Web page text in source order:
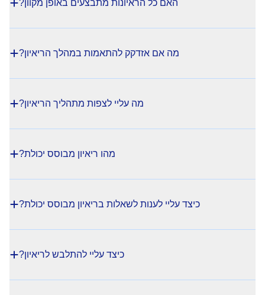
האם כל הראיונות מתבצעים באופן מקוון?
מה אם אזדקק להתאמות במהלך הריאיון?
מה עליי לצפות מתהליך הריאיון?
מהו ריאיון מבוסס יכולת?
כיצד עליי לענות לשאלות בריאיון מבוסס יכולת?
כיצד עליי להתלבש לריאיון?